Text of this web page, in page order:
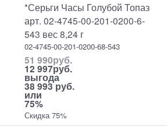
*Серьги Часы Голубой Топаз
арт. 02-4745-00-201-0200-6-
543 вес 8,24 г
02-4745-00-201-0200-68-543
51 990руб.
12 997руб.
выгода
38 993 руб.
или
75%
Скидка 75%